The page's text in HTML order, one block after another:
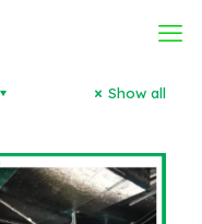
Show all